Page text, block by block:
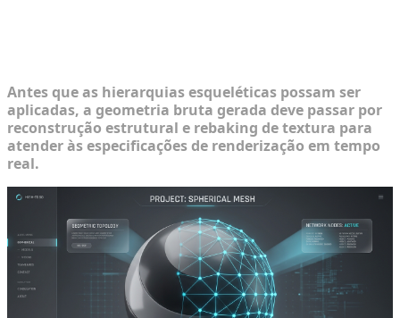
Antes que as hierarquias esqueléticas possam ser
aplicadas, a geometria bruta gerada deve passar por
reconstrução estrutural e rebaking de textura para
atender às especificações de renderização em tempo
real.